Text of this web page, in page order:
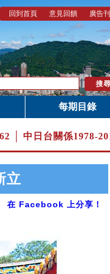
回到首頁 意見回饋 廣告
每期目錄
│ 中日台關係1978-
立
在 Facebook 上分享！